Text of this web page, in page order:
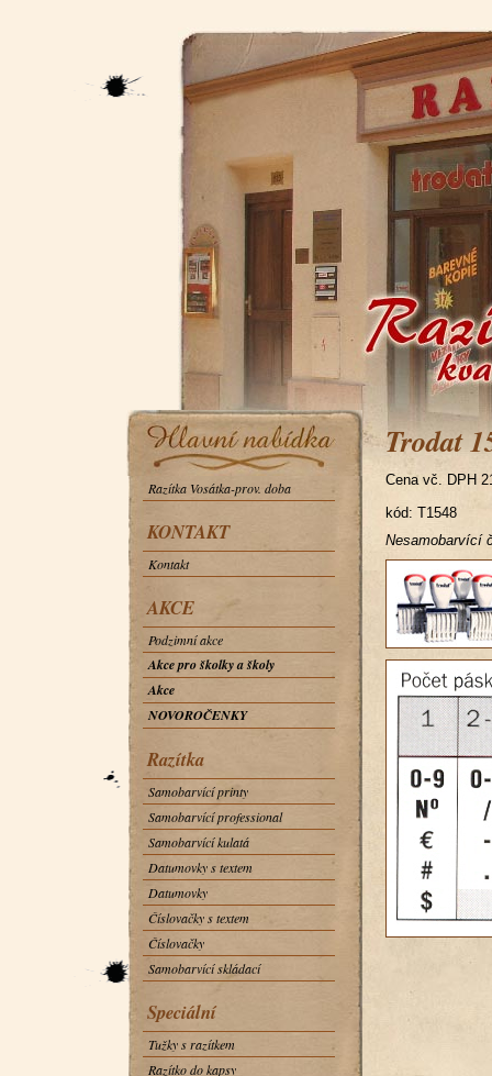
Razítka Vosátka-prov. doba
KONTAKT
Kontakt
AKCE
Podzimní akce
Akce pro školky a školy
Akce
NOVOROČENKY
Razítka
Samobarvící printy
Samobarvící professional
Samobarvící kulatá
Datumovky s textem
Datumovky
Číslovačky s textem
Číslovačky
Samobarvící skládací
Speciální
Tužky s razítkem
Razítko do kapsy
Trodat
Cena vč. DPH
kód: T1548
Nesamobarvící